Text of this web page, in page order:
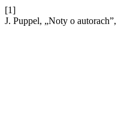
[1]
J. Puppel, „Noty o autorach”,